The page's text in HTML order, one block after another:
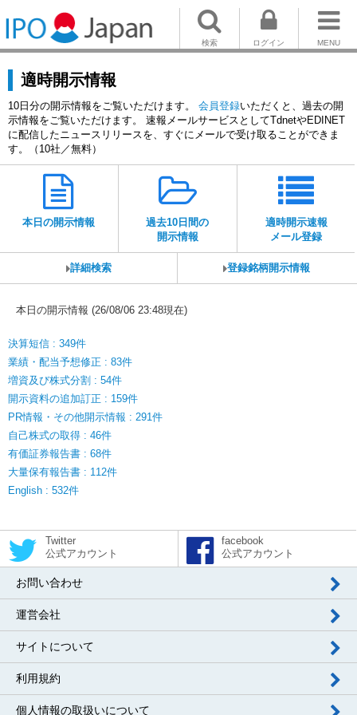
MENU
ログイン
検索
適時開示情報
10日分の開示情報をご覧いただけます。 会員登録いただくと、過去の開
示情報をご覧いただけます。 速報メールサービスとしてTdnetやEDINET
に配信したニュースリリースを、すぐにメールで受け取ることができま
す。（10社／無料）
本日の開示情報
過去10日間の
開示情報
適時開示速報
メール登録
詳細検索 登録銘柄開示情報
本日の開示情報 (26/08/06 23:48現在)
決算短信 : 349件
業績・配当予想修正 : 83件
増資及び株式分割 : 54件
開示資料の追加訂正 : 159件
PR情報・その他開示情報 : 291件
自己株式の取得 : 46件
有価証券報告書 : 68件
大量保有報告書 : 112件
English : 532件
Twitter
公式アカウント
facebook
公式アカウント
お問い合わせ
運営会社
サイトについて
利用規約
個人情報の取扱いについて